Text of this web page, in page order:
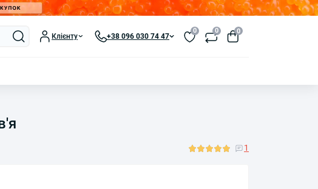
Клієнту +38 096 030 74 47
0 0 0
1